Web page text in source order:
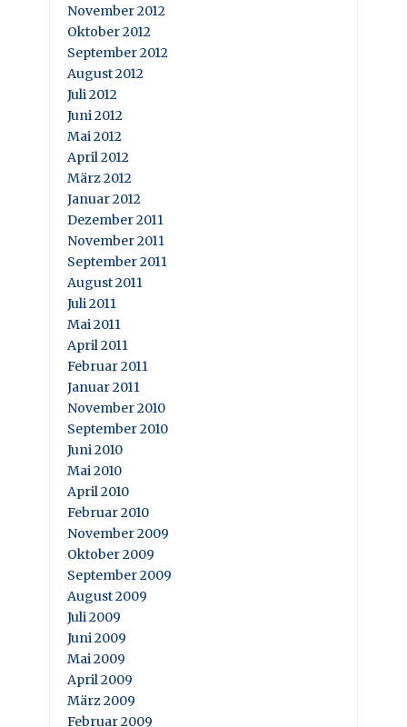
November 2012
Oktober 2012
September 2012
August 2012
Juli 2012
Juni 2012
Mai 2012
April 2012
März 2012
Januar 2012
Dezember 2011
November 2011
September 2011
August 2011
Juli 2011
Mai 2011
April 2011
Februar 2011
Januar 2011
November 2010
September 2010
Juni 2010
Mai 2010
April 2010
Februar 2010
November 2009
Oktober 2009
September 2009
August 2009
Juli 2009
Juni 2009
Mai 2009
April 2009
März 2009
Februar 2009